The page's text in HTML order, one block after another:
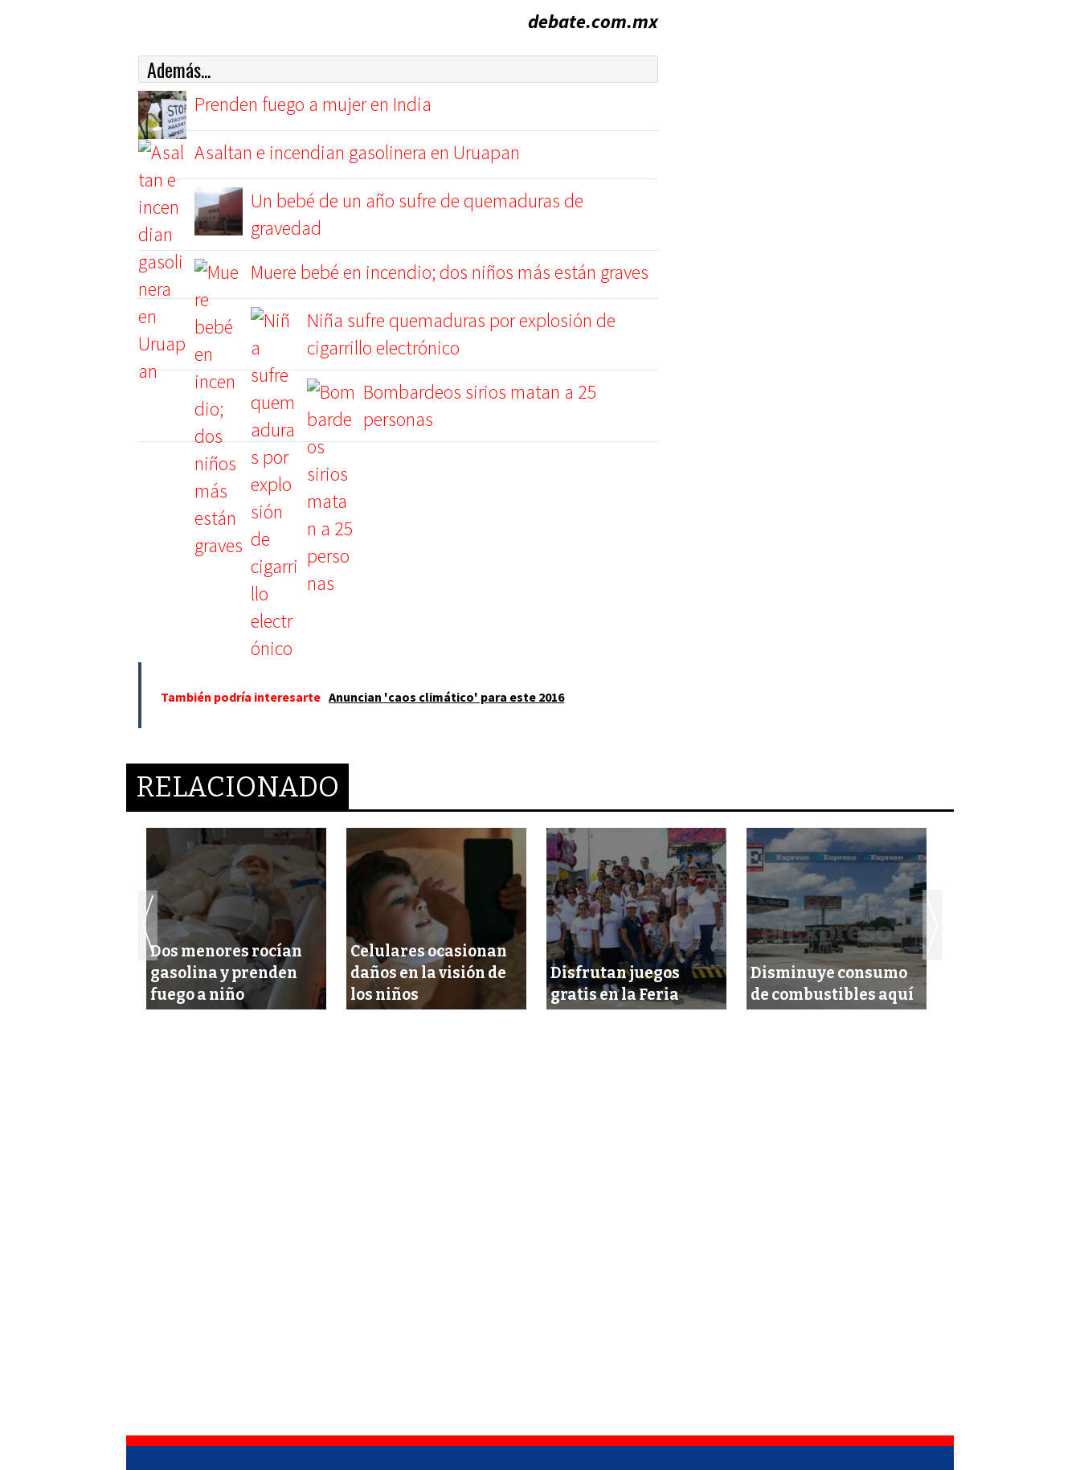
debate.com.mx
Además...
Prenden fuego a mujer en India
Asaltan e incendian gasolinera en Uruapan
Un bebé de un año sufre de quemaduras de
gravedad
Muere bebé en incendio; dos niños más están graves
Niña sufre quemaduras por explosión de
cigarrillo electrónico
Bombardeos sirios matan a 25
personas
También podría interesarte Anuncian 'caos climático' para este 2016
RELACIONADO
Dos menores rocían
gasolina y prenden
fuego a niño
Celulares ocasionan
daños en la visión de
los niños
Disfrutan juegos
gratis en la Feria
Disminuye consumo
de combustibles aquí